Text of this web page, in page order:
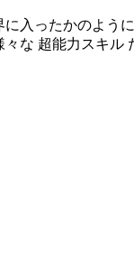
入ったかのよう
な 超能力スキル